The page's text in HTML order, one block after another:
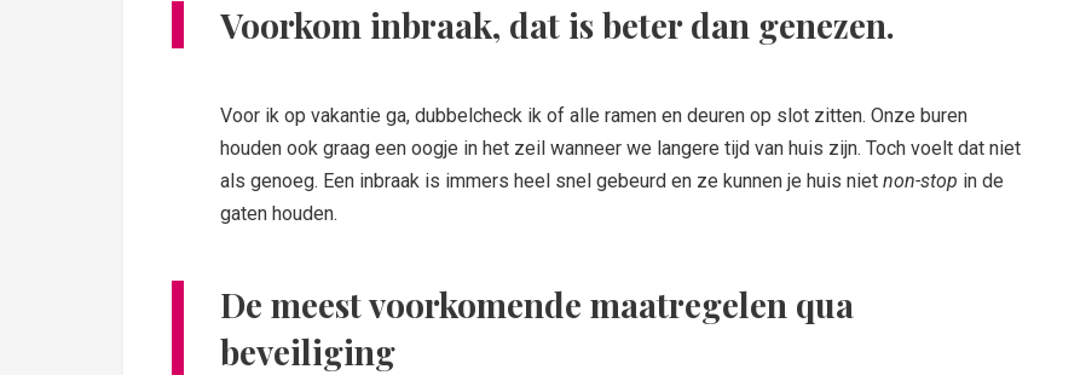
Voorkom inbraak, dat is beter dan genezen.
Voor ik op vakantie ga, dubbelcheck ik of alle ramen en deuren op slot zitten. Onze buren
houden ook graag een oogje in het zeil wanneer we langere tijd van huis zijn. Toch voelt dat niet
als genoeg. Een inbraak is immers heel snel gebeurd en ze kunnen je huis niet non-stop in de
gaten houden.
De meest voorkomende maatregelen qua
beveiliging